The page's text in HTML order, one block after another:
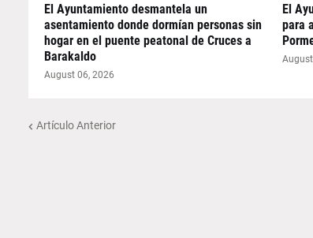
El Ayuntamiento desmantela un
asentamiento donde dormían personas sin
hogar en el puente peatonal de Cruces a
Barakaldo
August 06, 2026
El
para
Artículo Anterior